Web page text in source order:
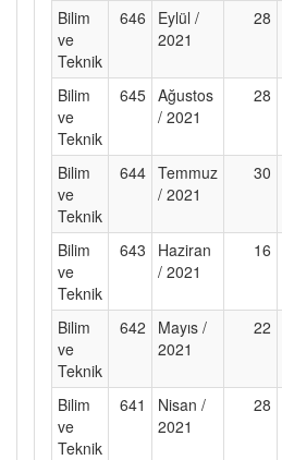
Bilim
ve
Teknik
646
Eylül /
2021
28
Bilim
ve
Teknik
645 Ağustos
/ 2021
28
Bilim
ve
Teknik
644 Temmuz
/ 2021
30
Bilim
ve
Teknik
643
Haziran
/ 2021
16
Bilim
ve
Teknik
642
Mayıs /
2021
22
Bilim
ve
Teknik
641
Nisan /
2021
28